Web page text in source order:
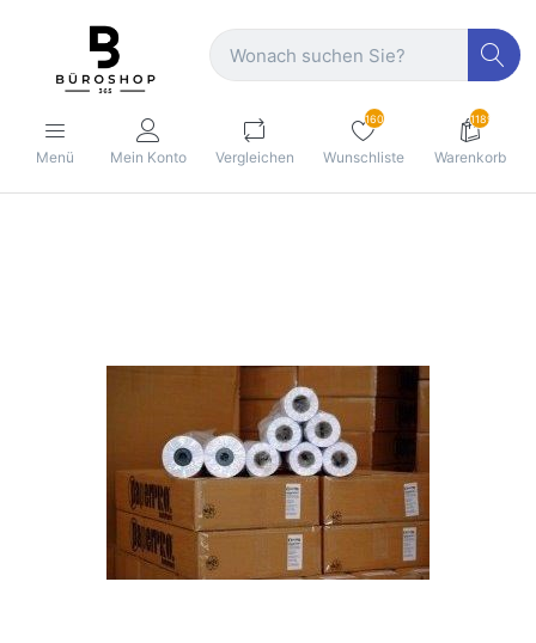
Menü Mein Konto Vergleichen
160
Wunschliste
1189
Warenkorb